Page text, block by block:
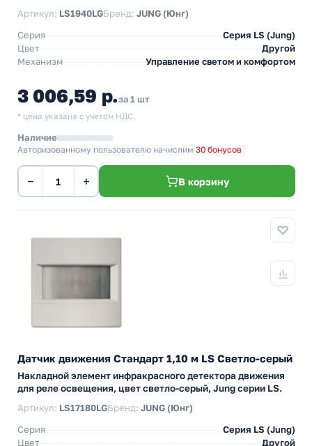
Артикул: LS1940LGБренд: JUNG (Юнг)
Серия
Серия LS (Jung)
Цвет
Другой
Механизм
Управление светом и комфортом
3 006,59 р.за 1 шт
* цена указана с учетом НДС.
Наличие
Авторизованному пользователю начислим 30 бонусов
− + В корзину
Датчик движения Стандарт 1,10 м LS Светло-серый
Накладной элемент инфракрасного детектора движения
для реле освещения, цвет светло-серый, Jung серии LS.
Артикул: LS17180LGБренд: JUNG (Юнг)
Серия
Серия LS (Jung)
Цвет
Другой